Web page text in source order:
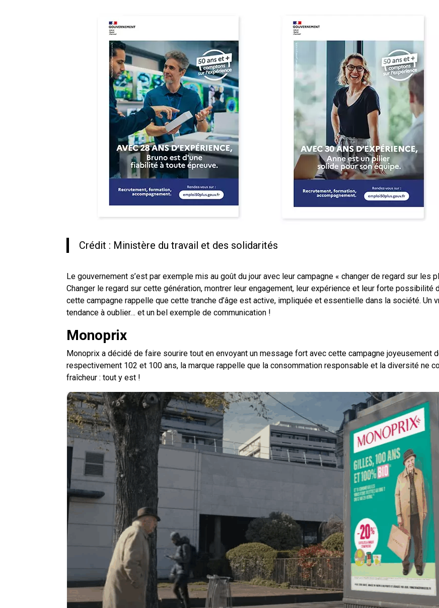
Crédit : Ministère du travail et des solidarités
Le gouvernement s’est par exemple mis au goût du jour avec leur campagne « changer de regard sur les
Changer le regard sur cette génération, montrer leur engagement, leur expérience et leur forte
cette campagne rappelle que cette tranche d’âge est active, impliquée et essentielle dans la société. Un
tendance à oublier… et un bel exemple de communication !
Monoprix
Monoprix a décidé de faire sourire tout en envoyant un message fort avec cette campagne joyeusement
respectivement 102 et 100 ans, la marque rappelle que la consommation responsable et la diversité ne
fraîcheur : tout y est !